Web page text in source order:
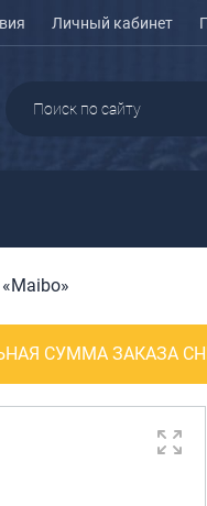
Личный кабинет
Рюкзаки
Рюкзаки
подростковые
Ранцы
СУММА ЗАКАЗА